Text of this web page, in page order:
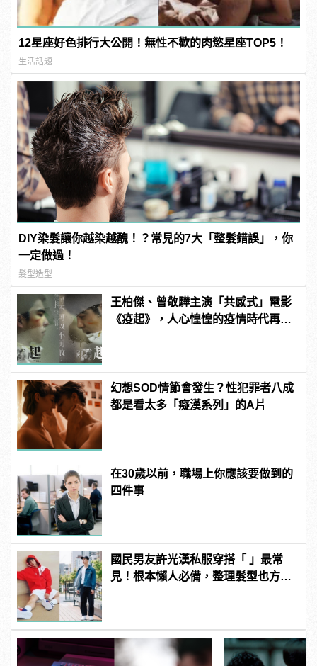
12星座好色排行大公開！無性不歡的肉慾星座TOP5！
生活話題
DIY染髮讓你越染越醜！？常見的7大「整髮錯誤」，你
一定做過！
髮型造型
王柏傑、曾敬驊主演「共感式」電影
《疫起》，人心惶惶的疫情時代再度
幻想SOD情節會發生？性犯罪者八成
都是看太多「癡漢系列」的A片
在30歲以前，職場上你應該要做到的
四件事
國民男友許光漢私服穿搭「 」最常
見！根本懶人必備，整理髮型也方便